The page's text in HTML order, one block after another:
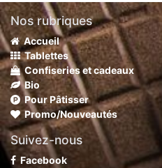
Nos rubriques
Accueil
Tablettes
Confiseries et cadeaux
Bio
Pour Pâtisser
Promo/Nouveautés
Suivez-nous
Facebook